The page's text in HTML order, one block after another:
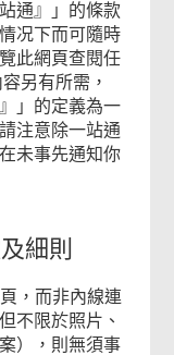
通』」的條款
况下而可隨時
此網頁查閱任
另有所需，
」的定義為一
注意除一站通
未事先通知你
細則
，而非內線連
不限於照片、
），則無須事